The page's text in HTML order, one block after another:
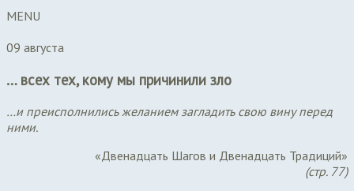
MENU
09 августа
… всех тех, кому мы причинили зло
…и преисполнились желанием загладить свою вину перед
ними.
«Двенадцать Шагов и Двенадцать Традиций»
(стр. 77)